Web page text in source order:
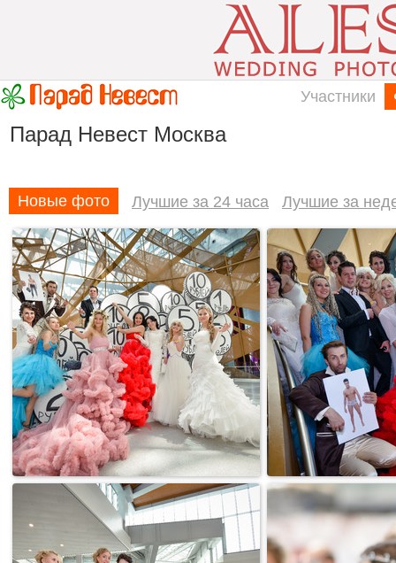
Участники
Парад Невест Москва
Новые фото Лучшие за 24 часа Лучшие за